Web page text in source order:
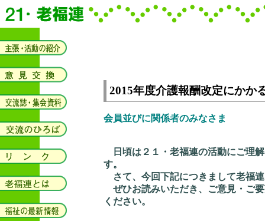
2015年度介護報酬改定にかか
会員並びに関係者のみなさま
日頃は２１・老福連の活動にご理
す。
さて、今回下記につきまして老福
ぜひお読みいただき、ご意見・ご
ください。